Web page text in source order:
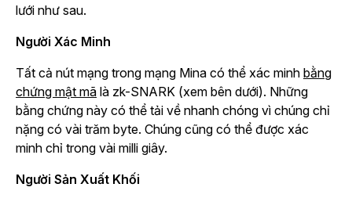
lưới như sau.
Người Xác Minh
Tất cả nút mạng trong mạng Mina có thể xác minh bằng
chứng mật mã là zk-SNARK (xem bên dưới). Những
bằng chứng này có thể tải về nhanh chóng vì chúng chỉ
nặng có vài trăm byte. Chúng cũng có thể được xác
minh chỉ trong vài milli giây.
Người Sản Xuất Khối